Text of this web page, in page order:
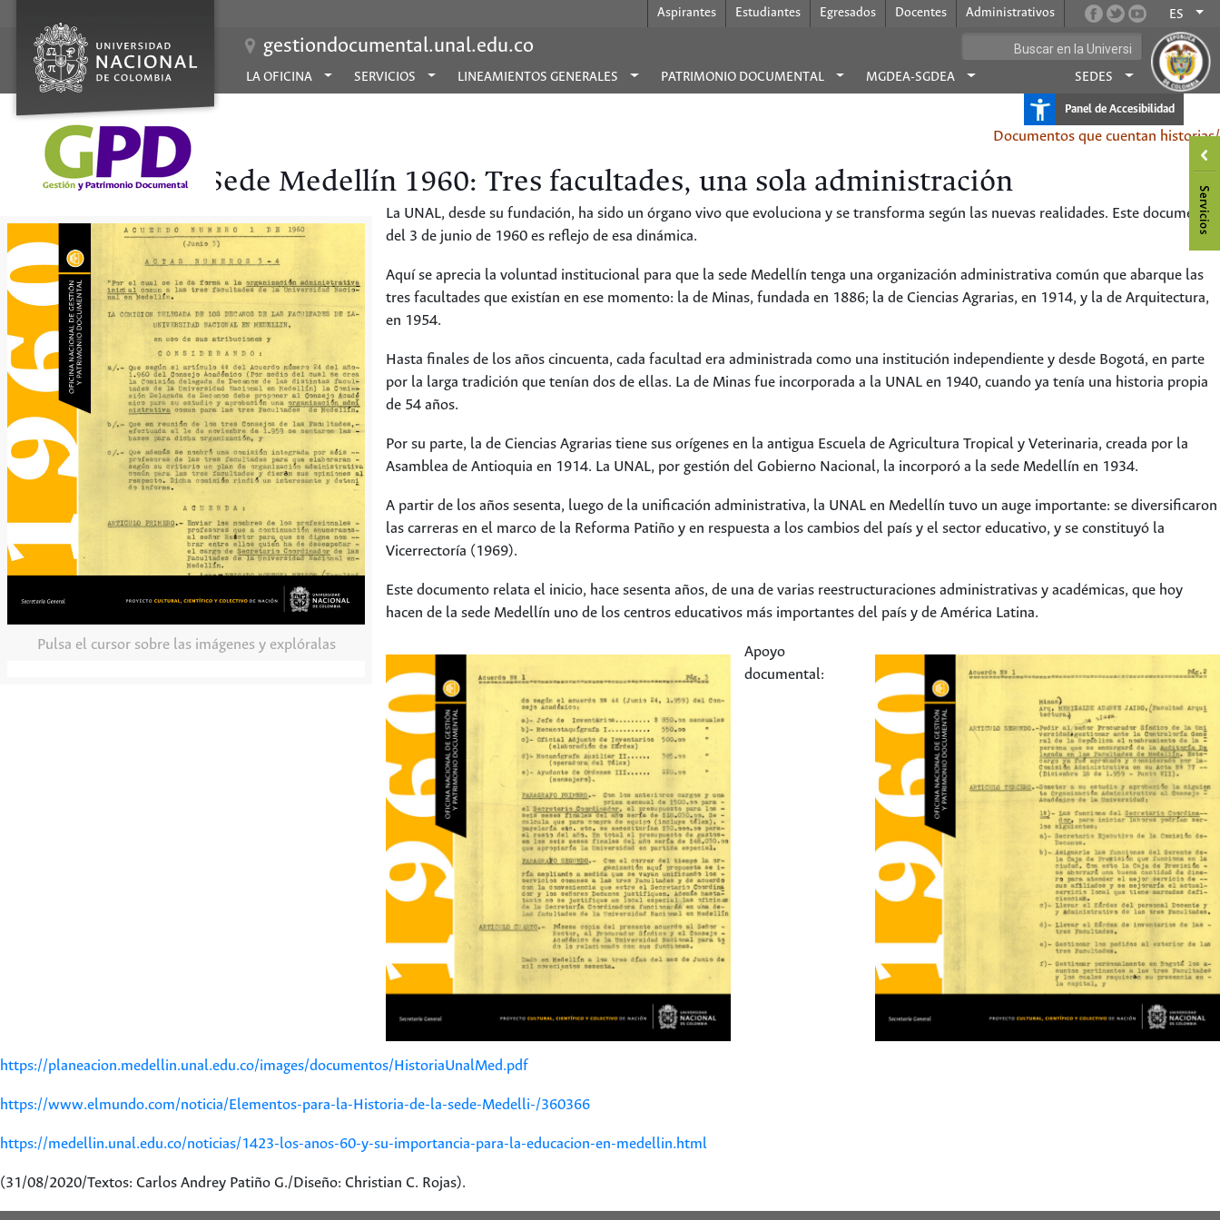
Aspirantes Estudiantes Egresados Docentes Administrativos ES
gestiondocumental.unal.edu.co
LA OFICINA SERVICIOS LINEAMIENTOS GENERALES PATRIMONIO DOCUMENTAL MGDEA-SGDEA SEDES
Panel de Accesibilidad
Documentos que cuentan historias/
Sede Medellín 1960: Tres facultades, una sola administración
Pulsa el cursor sobre las imágenes y explóralas
La UNAL, desde su fundación, ha sido un órgano vivo que evoluciona y se transforma según las nuevas realidades. Este documento
del 3 de junio de 1960 es reflejo de esa dinámica.
Aquí se aprecia la voluntad institucional para que la sede Medellín tenga una organización administrativa común que abarque las
tres facultades que existían en ese momento: la de Minas, fundada en 1886; la de Ciencias Agrarias, en 1914, y la de Arquitectura,
en 1954.
Hasta finales de los años cincuenta, cada facultad era administrada como una institución independiente y desde Bogotá, en parte
por la larga tradición que tenían dos de ellas. La de Minas fue incorporada a la UNAL en 1940, cuando ya tenía una historia propia
de 54 años.
Por su parte, la de Ciencias Agrarias tiene sus orígenes en la antigua Escuela de Agricultura Tropical y Veterinaria, creada por la
Asamblea de Antioquia en 1914. La UNAL, por gestión del Gobierno Nacional, la incorporó a la sede Medellín en 1934.
A partir de los años sesenta, luego de la unificación administrativa, la UNAL en Medellín tuvo un auge importante: se diversificaron
las carreras en el marco de la Reforma Patiño y en respuesta a los cambios del país y el sector educativo, y se constituyó la
Vicerrectoría (1969).
Este documento relata el inicio, hace sesenta años, de una de varias reestructuraciones administrativas y académicas, que hoy
hacen de la sede Medellín uno de los centros educativos más importantes del país y de América Latina.
Apoyo
documental:
https://planeacion.medellin.unal.edu.co/images/documentos/HistoriaUnalMed.pdf
https://www.elmundo.com/noticia/Elementos-para-la-Historia-de-la-sede-Medelli-/360366
https://medellin.unal.edu.co/noticias/1423-los-anos-60-y-su-importancia-para-la-educacion-en-medellin.html
(31/08/2020/Textos: Carlos Andrey Patiño G./Diseño: Christian C. Rojas).